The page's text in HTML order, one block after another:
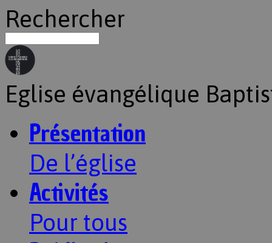
Rechercher
Eglise évangélique
Présentation
De l’église
Activités
Pour tous